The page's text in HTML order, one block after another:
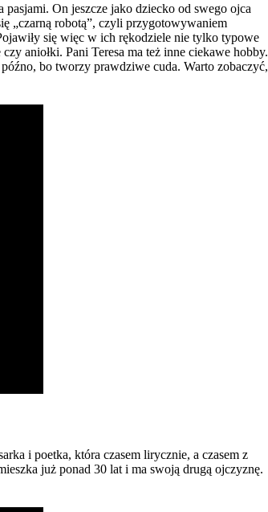
pasjami. On jeszcze jako dziecko od swego ojca
„czarną robotą”, czyli przygotowywaniem
się więc w ich rękodziele nie tylko typowe
aniołki. Pani Teresa ma też inne ciekawe hobby.
bo tworzy prawdziwe cuda. Warto zobaczyć,
i poetka, która czasem lirycznie, a czasem z
już ponad 30 lat i ma swoją drugą ojczyznę.